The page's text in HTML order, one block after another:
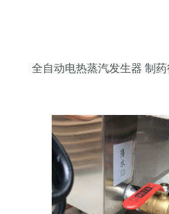
全自动电热蒸汽发生器 制